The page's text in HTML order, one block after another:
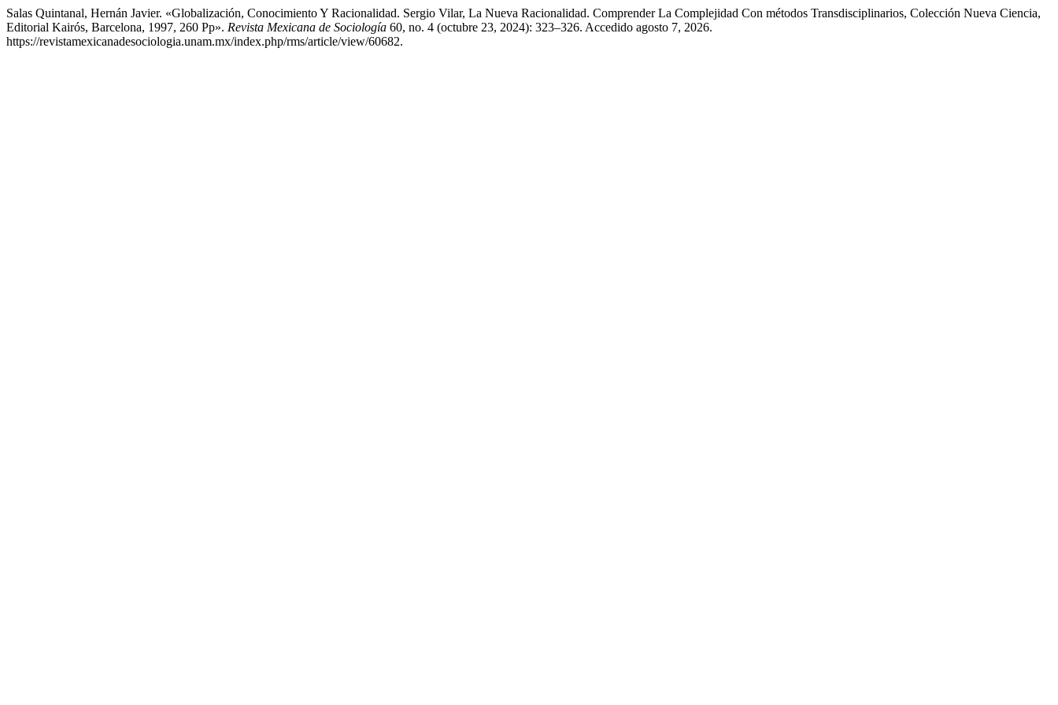
Salas Quintanal, Hernán Javier. «Globalización, Conocimiento Y Racionalidad. Sergio Vilar, La Nueva Racionalidad. Comprender La Complejidad Con métodos Transdisciplinarios, Colección Nueva Ciencia,
Editorial Kairós, Barcelona, 1997, 260 Pp». Revista Mexicana de Sociología 60, no. 4 (octubre 23, 2024): 323–326. Accedido agosto 7, 2026.
https://revistamexicanadesociologia.unam.mx/index.php/rms/article/view/60682.